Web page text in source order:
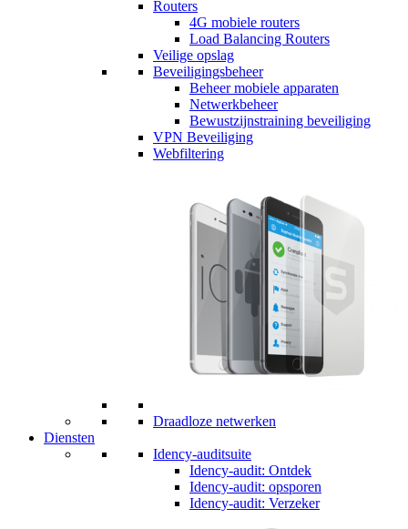
Routers
4G mobiele routers
Load Balancing Routers
Veilige opslag
Beveiligingsbeheer
Beheer mobiele apparaten
Netwerkbeheer
Bewustzijnstraining beveiliging
VPN Beveiliging
Webfiltering
Draadloze netwerken
Diensten
Idency-auditsuite
Idency-audit: Ontdek
Idency-audit: opsporen
Idency-audit: Verzeker